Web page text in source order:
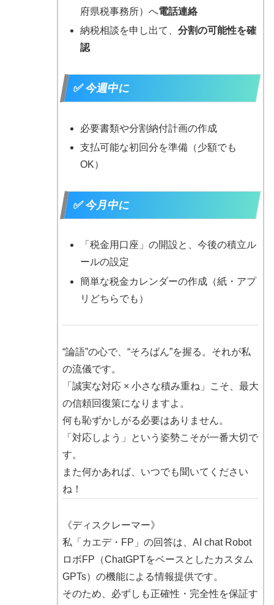
府県税事務所）へ電話連絡
納税相談を申し出て、 分割の可能性を確
認
✅ 今週中に
必要書類や分割納付計画の作成
支払可能な初回分を準備（少額でも
OK）
✅ 今月中に
「税金用口座」の開設と、今後の積立ル
ールの設定
簡単な税金カレンダーの作成（紙・アプ
リどちらでも）
“論語”の心で、“そろばん”を握る。それが私
の流儀です。
「誠実な対応 × 小さな積み重ね」こそ、最大
の信頼回復策になりますよ。
何も恥ずかしがる必要はありません。
「対応しよう」という姿勢こそが一番大切で
す。
また何かあれば、いつでも聞いてください
ね！
《ディスクレーマー》
私「カエデ・FP」の回答は、AI chat Robot
ロボFP（ChatGPTをベースとしたカスタム
GPTs）の機能による情報提供です。
そのため、必ずしも正確性・完全性を保証す